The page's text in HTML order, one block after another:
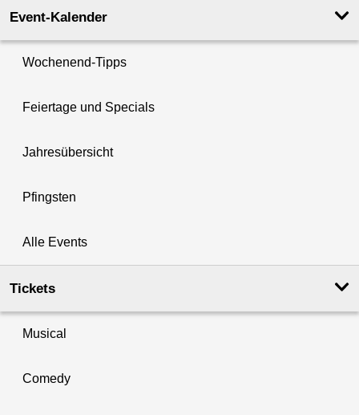
Event-Kalender
Wochenend-Tipps
Feiertage und Specials
Jahresübersicht
Pfingsten
Alle Events
Tickets
Musical
Comedy